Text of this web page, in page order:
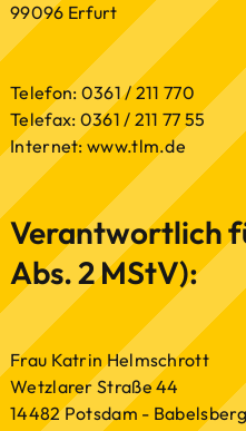
99096 Erfurt
Telefon: 0361 / 211 770
Telefax: 0361 / 211 77 55
Internet: www.tlm.de
Verantwortlich
Abs. 2 MStV):
Frau Katrin Helmschrott
Wetzlarer Straße 44
14482 Potsdam - Babelsberg